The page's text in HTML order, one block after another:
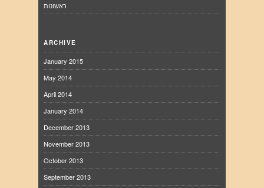
ראשונות
ARCHIVE
January 2015
May 2014
April 2014
January 2014
December 2013
November 2013
October 2013
September 2013